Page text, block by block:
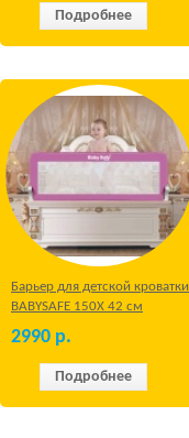
Подробнее
Барьер для детской кроватки
BABYSAFE 150Х 42 см
Бежевый
2990 р.
Подробнее